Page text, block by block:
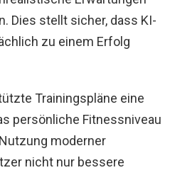
Dies stellt sicher, dass KI-
zu einem Erfolg
Trainingspläne eine
persönliche Fitnessniveau
moderner
nicht nur bessere